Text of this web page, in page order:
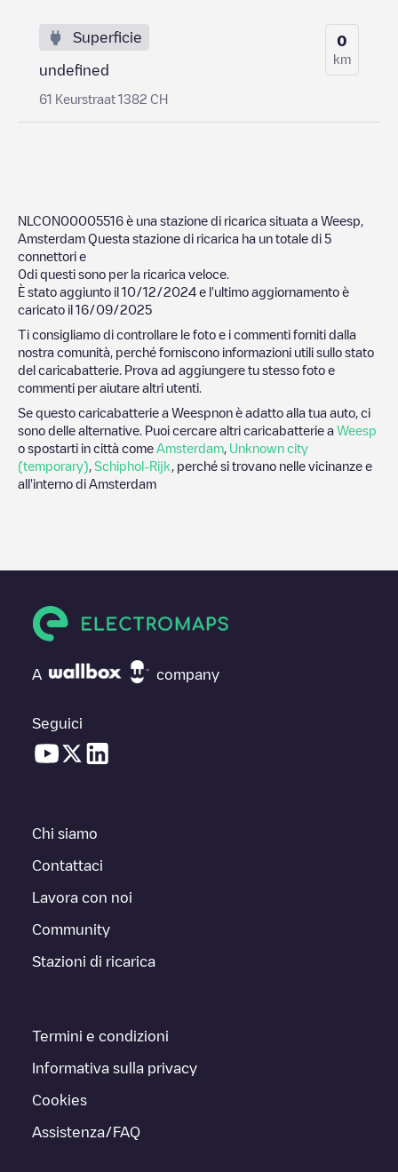
Superficie
undefined
61 Keurstraat 1382 CH
0
km
NLCON00005516 è una stazione di ricarica situata a Weesp
Amsterdam Questa stazione di ricarica ha un totale di 5
connettori e
0di questi sono per la ricarica veloce.
È stato aggiunto il 10/12/2024 e l'ultimo aggiornamento è
caricato il 16/09/2025
Ti consigliamo di controllare le foto e i commenti forniti dalla
nostra comunità, perché forniscono informazioni utili sullo stato
del caricabatterie. Prova ad aggiungere tu stesso foto e
commenti per aiutare altri utenti.
Se questo caricabatterie a Weespnon è adatto alla tua auto, ci
sono delle alternative. Puoi cercare altri caricabatterie a Weesp
o spostarti in città come Amsterdam Unknown city
(temporary) Schiphol-Rijk
, perché si trovano nelle vicinanze e
all'interno di Amsterdam
A company
Seguici
Chi siamo
Contattaci
Lavora con noi
Community
Stazioni di ricarica
Termini e condizioni
Informativa sulla privacy
Cookies
Assistenza/FAQ